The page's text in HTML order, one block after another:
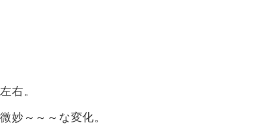
左右。
微妙～～～な変化。